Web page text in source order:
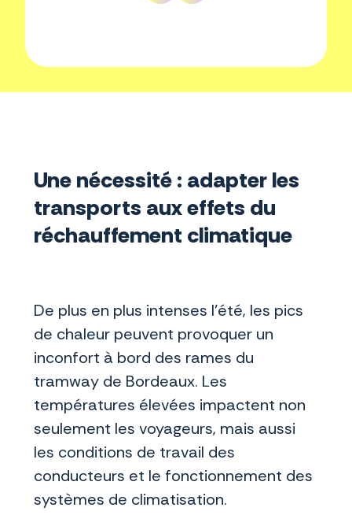
Une nécessité : adapter les
transports aux effets du
réchauffement climatique
De plus en plus intenses l’été, les pics
de chaleur peuvent provoquer un
inconfort à bord des rames du
tramway de Bordeaux. Les
températures élevées impactent non
seulement les voyageurs, mais aussi
les conditions de travail des
conducteurs et le fonctionnement des
systèmes de climatisation.